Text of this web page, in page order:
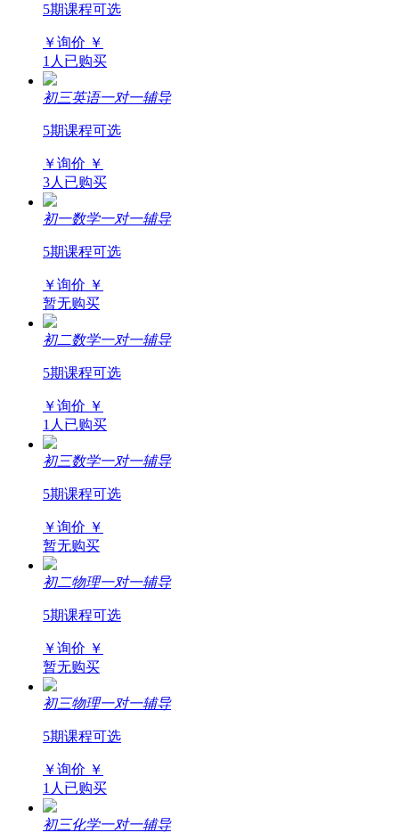
5期课程可选
￥询价 ￥
1人已购买
初三英语一对一辅导
5期课程可选
￥询价 ￥
3人已购买
初一数学一对一辅导
5期课程可选
￥询价 ￥
暂无购买
初二数学一对一辅导
5期课程可选
￥询价 ￥
1人已购买
初三数学一对一辅导
5期课程可选
￥询价 ￥
暂无购买
初二物理一对一辅导
5期课程可选
￥询价 ￥
暂无购买
初三物理一对一辅导
5期课程可选
￥询价 ￥
1人已购买
初三化学一对一辅导